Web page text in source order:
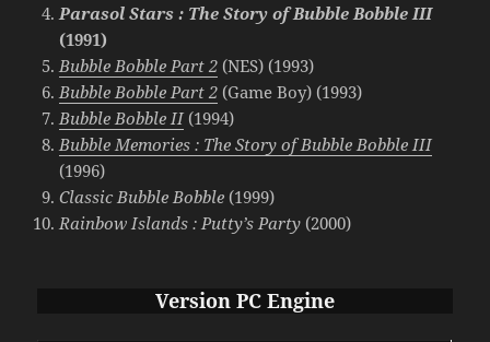
Parasol Stars : The Story of Bubble Bobble III
(1991)
Bubble Bobble Part 2 (NES) (1993)
Bubble Bobble Part 2 (Game Boy) (1993)
Bubble Bobble II(1994)
Bubble Memories : The Story of Bubble Bobble III
(1996)
Classic Bubble Bobble (1999)
Rainbow Islands : Putty’s Party (2000)
Version PC Engine